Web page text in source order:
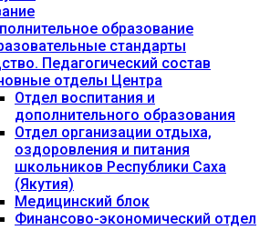
образование
стандарты
Педагогический состав
отделы Центра
Отдел воспитания и
дополнительного образования
Отдел организации отдыха,
оздоровления и питания
школьников Республики Саха
(Якутия)
Медицинский блок
Финансово-экономический отдел